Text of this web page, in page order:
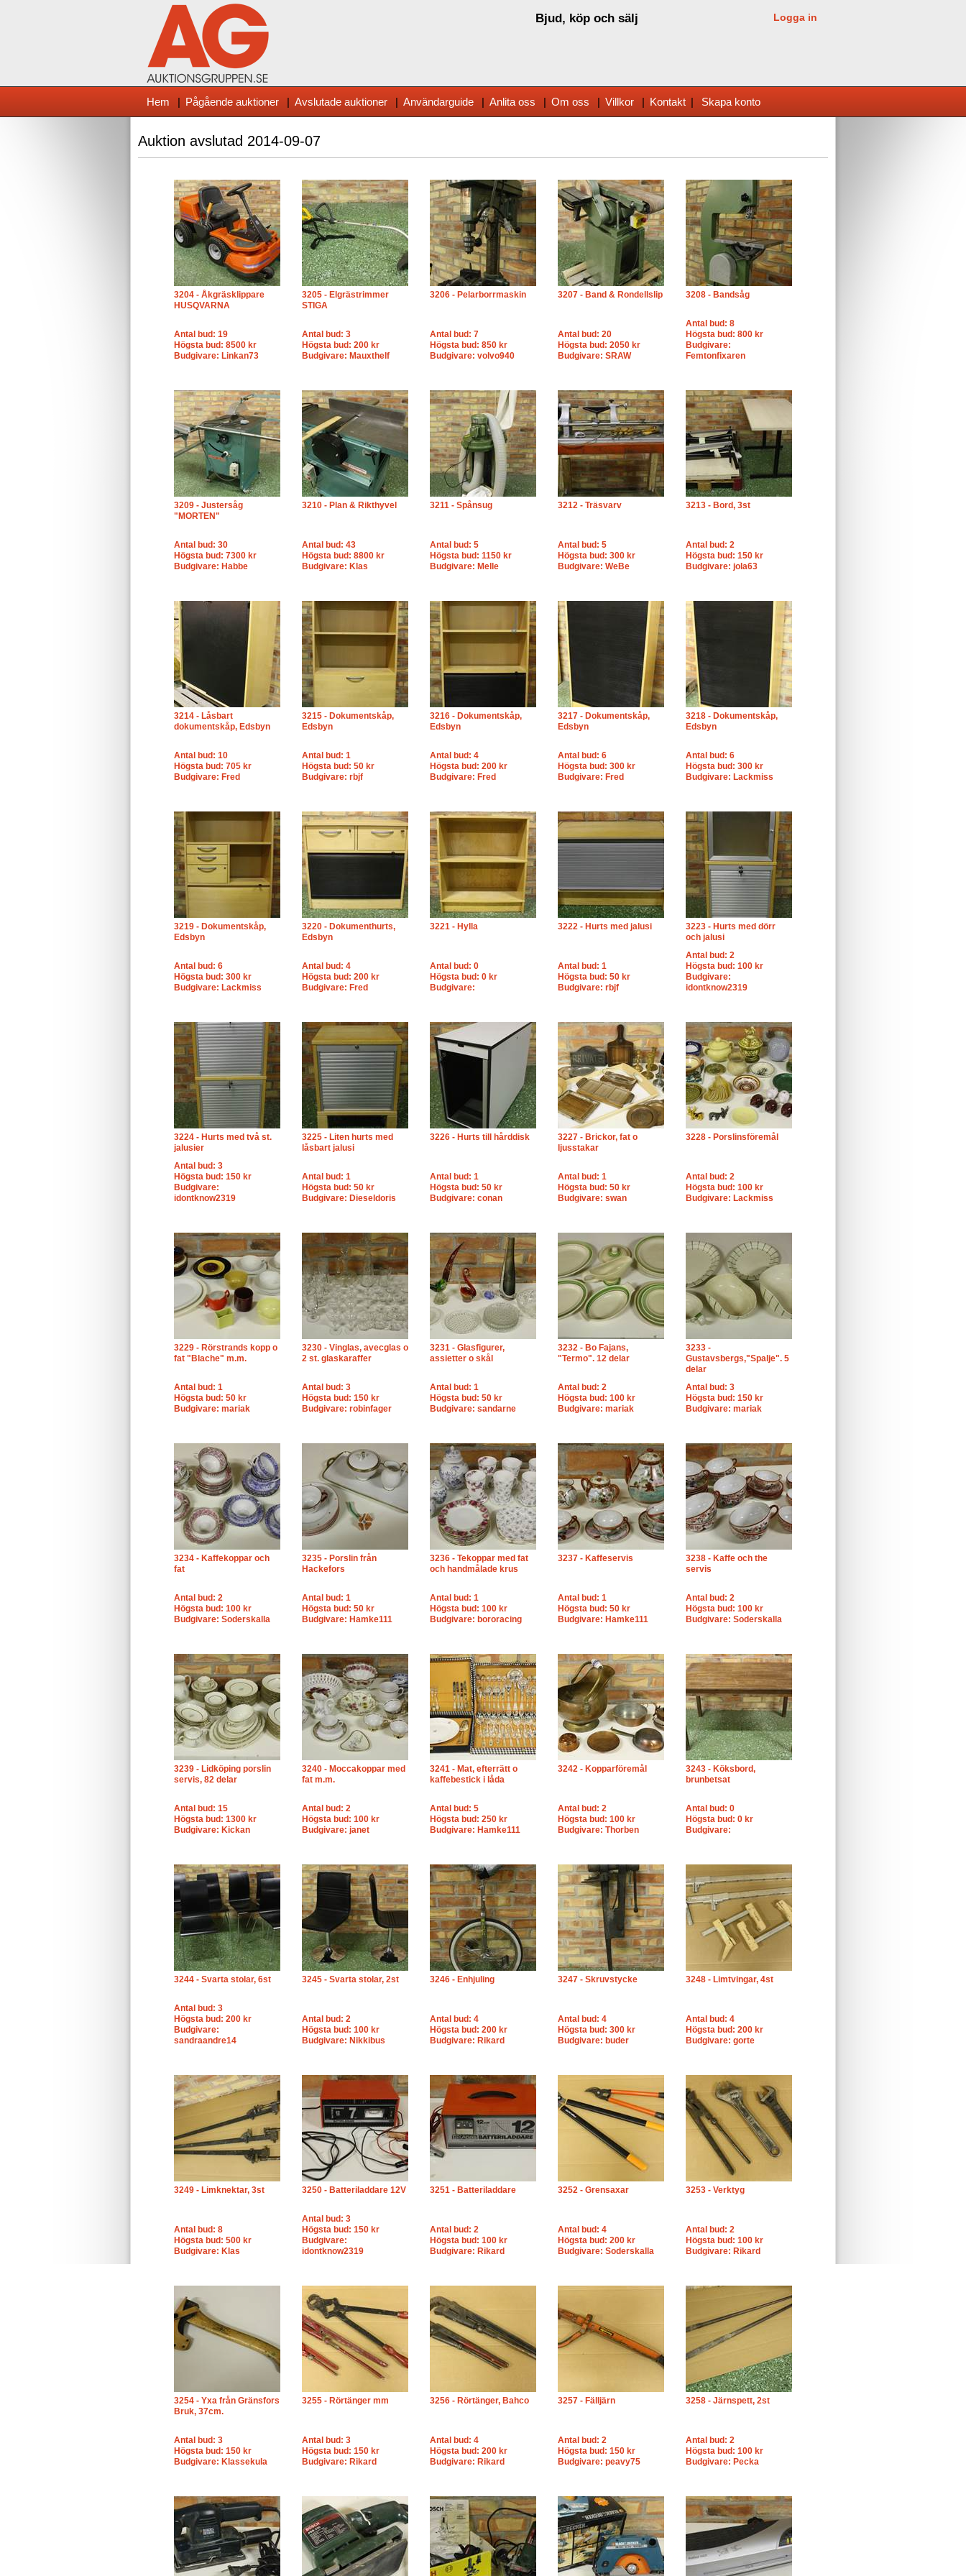
Bjud, köp och sälj Logga in
Hem | Pågående auktioner | Avslutade auktioner | Användarguide | Anlita oss | Om oss | Villkor | Kontakt | Skapa konto
Auktion avslutad 2014-09-07
3204 - Åkgräsklippare
HUSQVARNA
Antal bud: 19
Högsta bud: 8500 kr
Budgivare: Linkan73
3205 - Elgrästrimmer
STIGA
Antal bud: 3
Högsta bud: 200 kr
Budgivare: Mauxthelf
3206 - Pelarborrmaskin
Antal bud: 7
Högsta bud: 850 kr
Budgivare: volvo940
3207 - Band & Rondellslip
Antal bud: 20
Högsta bud: 2050 kr
Budgivare: SRAW
3208 - Bandsåg
Antal bud: 8
Högsta bud: 800 kr
Budgivare:
Femtonfixaren
3209 - Justersåg
"MORTEN"
Antal bud: 30
Högsta bud: 7300 kr
Budgivare: Habbe
3210 - Plan & Rikthyvel
Antal bud: 43
Högsta bud: 8800 kr
Budgivare: Klas
3211 - Spånsug
Antal bud: 5
Högsta bud: 1150 kr
Budgivare: Melle
3212 - Träsvarv
Antal bud: 5
Högsta bud: 300 kr
Budgivare: WeBe
3213 - Bord, 3st
Antal bud: 2
Högsta bud: 150 kr
Budgivare: jola63
3214 - Låsbart
dokumentskåp, Edsbyn
Antal bud: 10
Högsta bud: 705 kr
Budgivare: Fred
3215 - Dokumentskåp,
Edsbyn
Antal bud: 1
Högsta bud: 50 kr
Budgivare: rbjf
3216 - Dokumentskåp,
Edsbyn
Antal bud: 4
Högsta bud: 200 kr
Budgivare: Fred
3217 - Dokumentskåp,
Edsbyn
Antal bud: 6
Högsta bud: 300 kr
Budgivare: Fred
3218 - Dokumentskåp,
Edsbyn
Antal bud: 6
Högsta bud: 300 kr
Budgivare: Lackmiss
3219 - Dokumentskåp,
Edsbyn
Antal bud: 6
Högsta bud: 300 kr
Budgivare: Lackmiss
3220 - Dokumenthurts,
Edsbyn
Antal bud: 4
Högsta bud: 200 kr
Budgivare: Fred
3221 - Hylla
Antal bud: 0
Högsta bud: 0 kr
Budgivare:
3222 - Hurts med jalusi
Antal bud: 1
Högsta bud: 50 kr
Budgivare: rbjf
3223 - Hurts med dörr
och jalusi
Antal bud: 2
Högsta bud: 100 kr
Budgivare:
idontknow2319
3224 - Hurts med två st.
jalusier
Antal bud: 3
Högsta bud: 150 kr
Budgivare:
idontknow2319
3225 - Liten hurts med
låsbart jalusi
Antal bud: 1
Högsta bud: 50 kr
Budgivare: Dieseldoris
3226 - Hurts till hårddisk
Antal bud: 1
Högsta bud: 50 kr
Budgivare: conan
3227 - Brickor, fat o
ljusstakar
Antal bud: 1
Högsta bud: 50 kr
Budgivare: swan
3228 - Porslinsföremål
Antal bud: 2
Högsta bud: 100 kr
Budgivare: Lackmiss
3229 - Rörstrands kopp o
fat "Blache" m.m.
Antal bud: 1
Högsta bud: 50 kr
Budgivare: mariak
3230 - Vinglas, avecglas o
2 st. glaskaraffer
Antal bud: 3
Högsta bud: 150 kr
Budgivare: robinfager
3231 - Glasfigurer,
assietter o skål
Antal bud: 1
Högsta bud: 50 kr
Budgivare: sandarne
3232 - Bo Fajans,
"Termo". 12 delar
Antal bud: 2
Högsta bud: 100 kr
Budgivare: mariak
3233 -
Gustavsbergs,"Spalje". 5
delar
Antal bud: 3
Högsta bud: 150 kr
Budgivare: mariak
3234 - Kaffekoppar och
fat
Antal bud: 2
Högsta bud: 100 kr
Budgivare: Soderskalla
3235 - Porslin från
Hackefors
Antal bud: 1
Högsta bud: 50 kr
Budgivare: Hamke111
3236 - Tekoppar med fat
och handmålade krus
Antal bud: 1
Högsta bud: 100 kr
Budgivare: bororacing
3237 - Kaffeservis
Antal bud: 1
Högsta bud: 50 kr
Budgivare: Hamke111
3238 - Kaffe och the
servis
Antal bud: 2
Högsta bud: 100 kr
Budgivare: Soderskalla
3239 - Lidköping porslin
servis, 82 delar
Antal bud: 15
Högsta bud: 1300 kr
Budgivare: Kickan
3240 - Moccakoppar med
fat m.m.
Antal bud: 2
Högsta bud: 100 kr
Budgivare: janet
3241 - Mat, efterrätt o
kaffebestick i låda
Antal bud: 5
Högsta bud: 250 kr
Budgivare: Hamke111
3242 - Kopparföremål
Antal bud: 2
Högsta bud: 100 kr
Budgivare: Thorben
3243 - Köksbord,
brunbetsat
Antal bud: 0
Högsta bud: 0 kr
Budgivare:
3244 - Svarta stolar, 6st
Antal bud: 3
Högsta bud: 200 kr
Budgivare:
sandraandre14
3245 - Svarta stolar, 2st
Antal bud: 2
Högsta bud: 100 kr
Budgivare: Nikkibus
3246 - Enhjuling
Antal bud: 4
Högsta bud: 200 kr
Budgivare: Rikard
3247 - Skruvstycke
Antal bud: 4
Högsta bud: 300 kr
Budgivare: buder
3248 - Limtvingar, 4st
Antal bud: 4
Högsta bud: 200 kr
Budgivare: gorte
3249 - Limknektar, 3st
Antal bud: 8
Högsta bud: 500 kr
Budgivare: Klas
3250 - Batteriladdare 12V
Antal bud: 3
Högsta bud: 150 kr
Budgivare:
idontknow2319
3251 - Batteriladdare
Antal bud: 2
Högsta bud: 100 kr
Budgivare: Rikard
3252 - Grensaxar
Antal bud: 4
Högsta bud: 200 kr
Budgivare: Soderskalla
3253 - Verktyg
Antal bud: 2
Högsta bud: 100 kr
Budgivare: Rikard
3254 - Yxa från Gränsfors
Bruk, 37cm.
Antal bud: 3
Högsta bud: 150 kr
Budgivare: Klassekula
3255 - Rörtänger mm
Antal bud: 3
Högsta bud: 150 kr
Budgivare: Rikard
3256 - Rörtänger, Bahco
Antal bud: 4
Högsta bud: 200 kr
Budgivare: Rikard
3257 - Fälljärn
Antal bud: 2
Högsta bud: 150 kr
Budgivare: peavy75
3258 - Järnspett, 2st
Antal bud: 2
Högsta bud: 100 kr
Budgivare: Pecka